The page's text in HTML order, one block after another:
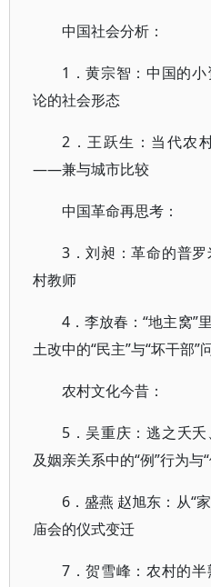
中国社会分析：
1．黄宗智：中国的
论的社会形态
2．王跃生：当代农
——兼与城市比较
中国革命再思考：
3．刘昶：革命的普
村教师
4．李放春：“地主窝
土改中的“民主”与“坏干部”
农村文化今昔：
5．吴重庆：逃之夭
及姻亲关系中的“例”行为与
6．盛燕 赵旭东：从“
庙会的仪式变迁
7．贺雪峰：农村的